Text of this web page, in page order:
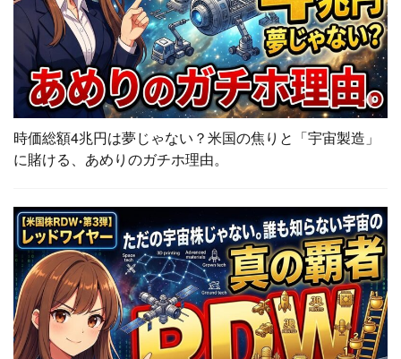
時価総額4兆円は夢じゃない？米国の焦りと「宇宙製造」
に賭ける、あめりのガチホ理由。